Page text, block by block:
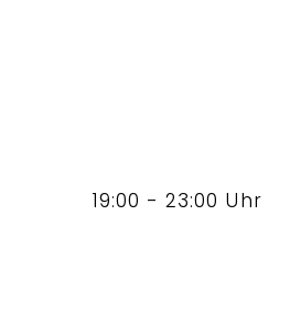
19:00 - 23:00 Uhr